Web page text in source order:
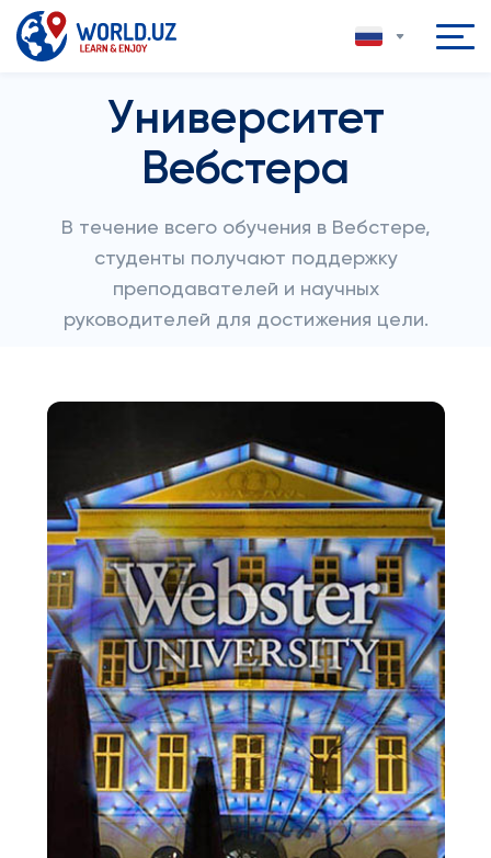
Университет
Вебстера
В течение всего обучения в Вебстере,
студенты получают поддержку
преподавателей и научных
руководителей для достижения цели.